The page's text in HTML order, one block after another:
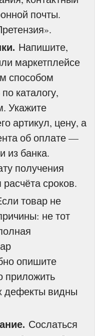
почты.
Напишите,
маркетплейсе
способом
каталогу,
Укажите
артикул, цену, а
об оплате —
из банка.
получения
сроков.
товар не
не тот
опишите
приложить
дефекты видны
Сослаться